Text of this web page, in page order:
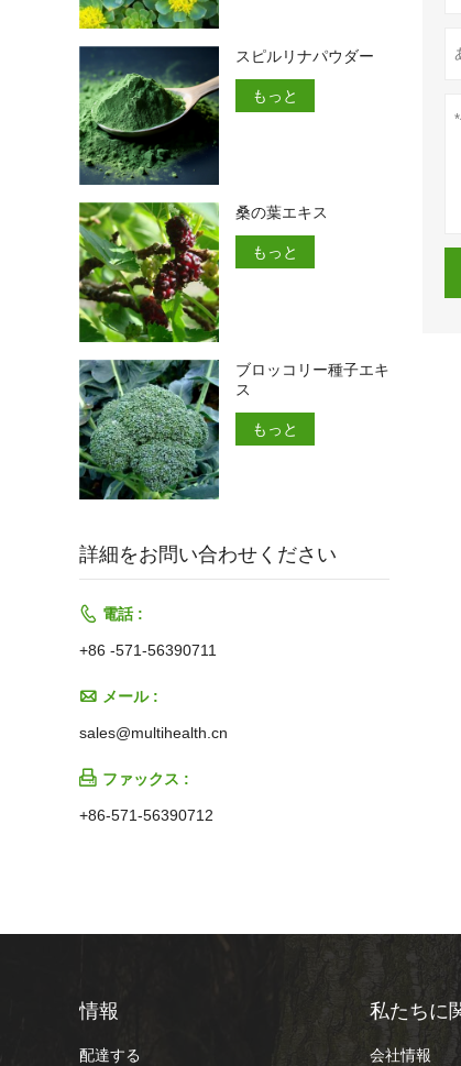
スピルリナパウダー
もっと
桑の葉エキス
もっと
ブロッコリー種子エキ
ス
もっと
詳細をお問い合わせください
 電話 :
+86 -571-56390711
 メール :
sales@multihealth.cn
 ファックス :
+86-571-56390712
情報
配達する
私たちに
会社情報